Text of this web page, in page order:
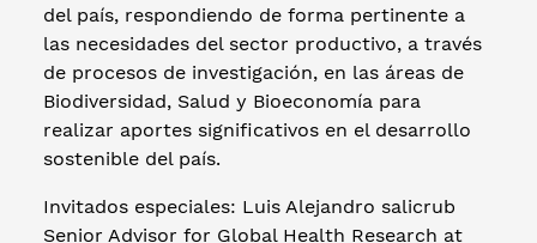
del país, respondiendo de forma pertinente a
las necesidades del sector productivo, a través
de procesos de investigación, en las áreas de
Biodiversidad, Salud y Bioeconomía para
realizar aportes significativos en el desarrollo
sostenible del país.
Invitados especiales: Luis Alejandro salicrub
Senior Advisor for Global Health Research at